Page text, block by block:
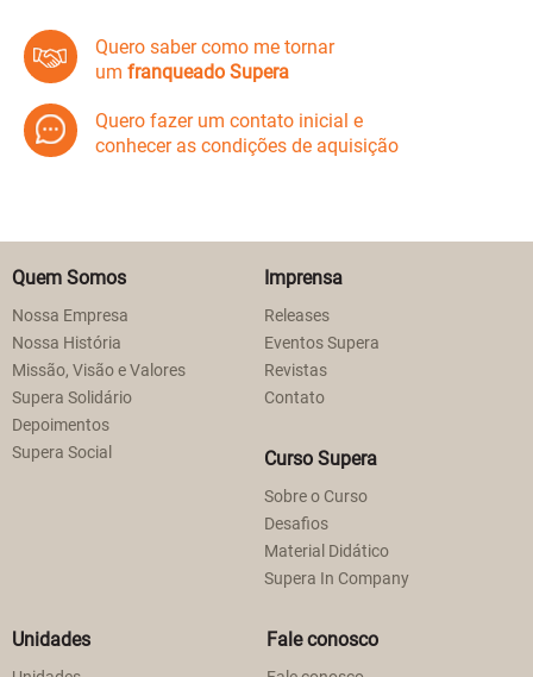
Quero saber como me tornar
um franqueado Supera
Quero fazer um contato inicial e
conhecer as condições de aquisição
Quem Somos
Nossa Empresa
Nossa História
Missão, Visão e Valores
Supera Solidário
Depoimentos
Supera Social
Imprensa
Releases
Eventos Supera
Revistas
Contato
Curso Supera
Sobre o Curso
Desafios
Material Didático
Supera In Company
Unidades Fale conosco